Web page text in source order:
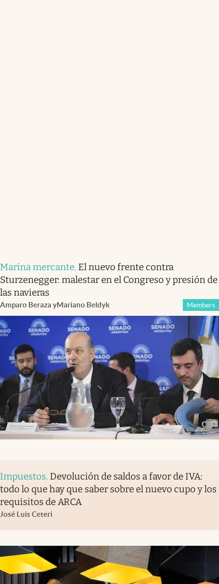
Marina mercante. El nuevo frente contra
Sturzenegger: malestar en el Congreso y presión de
las navieras
Amparo Beraza yMariano Beldyk Members
Impuestos. Devolución de saldos a favor de IVA:
todo lo que hay que saber sobre el nuevo cupo y los
requisitos de ARCA
José Luis Ceteri